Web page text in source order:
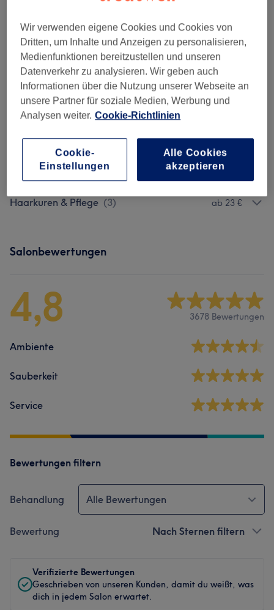
Damen - Haarschnitte & Stylings (21 )
Damen - Coloration & Farbe (7) ab 43 €
Damen - Colorationen, Schnitte & Selber
Föhnen ( 3)
ab 87,50 €
Herren - Haarschnitte, Coloration &
Stylings (6)
ab 21 €
Haarkuren & Pflege (3) ab 23 €
Salonbewertungen
4,8 3678 Bewertungen
Ambiente
Sauberkeit
Service
Bewertungen filtern
Behandlung Alle Bewertungen
Bewertung Nach Sternen filtern
Verifizierte Bewertungen
Geschrieben von unseren Kunden, damit du weißt, was
dich in jedem Salon erwartet.
Wir verwenden eigene Cookies und Cookies von
Dritten, um Inhalte und Anzeigen zu personalisieren,
Medienfunktionen bereitzustellen und unseren
Datenverkehr zu analysieren. Wir geben auch
Informationen über die Nutzung unserer Webseite an
unsere Partner für soziale Medien, Werbung und
Analysen weiter. Cookie-Richtlinien
Cookie-
Einstellungen
Alle Cookies
akzeptieren